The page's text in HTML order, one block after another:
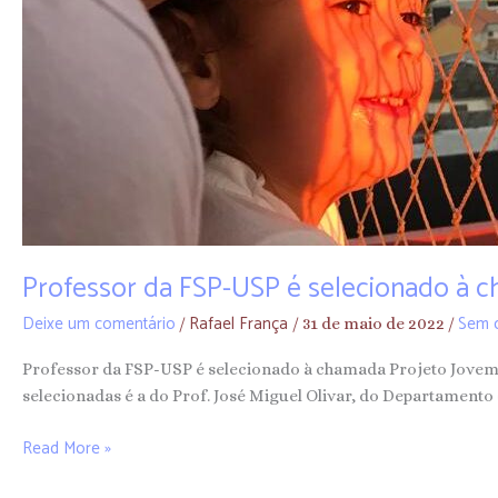
Professor da FSP-USP é selecionado à
Deixe um comentário / Rafael França / 31 de maio de 2022 / Sem
Professor da FSP-USP é selecionado à chamada Projeto
selecionadas é a do Prof. José Miguel Olivar, do
Read More »